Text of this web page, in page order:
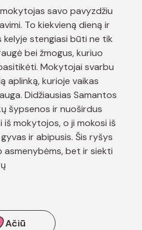
savo pavyzdžiu
To kiekvieną dieną ir
stengiasi būti ne tik
bei žmogus, kuriuo
Mokytojai svarbu
aplinką, kurioje vaikas
Didžiausias Samantos
šypsenos ir nuoširdus
iš mokytojos, o ji mokosi iš
ir abipusis. Šis ryšys
bet ir siekti
Ačiū